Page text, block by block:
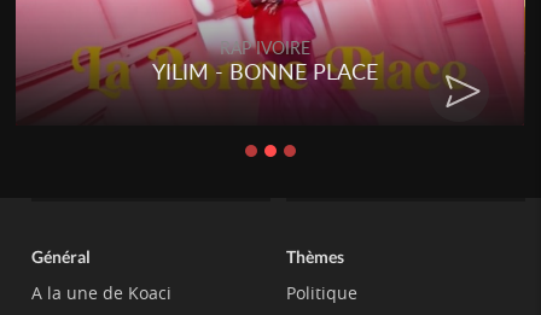
RAP IVOIRE
YILIM - BONNE PLACE
Général
A la une de Koaci
Thèmes
Politique